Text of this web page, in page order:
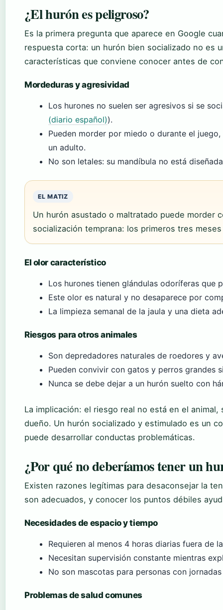
¿El hurón es peligroso?
Es la primera pregunta que aparece en Google
respuesta corta: un hurón bien socializado no es
características que conviene conocer antes de
Mordeduras y agresividad
Los hurones no suelen ser agresivos si se
(diario español)).
Pueden morder por miedo o durante el
un adulto.
No son letales: su mandíbula no está
EL MATIZ
Un hurón asustado o maltratado puede morder
socialización temprana: los primeros tres
El olor característico
Los hurones tienen glándulas odoríferas que
Este olor es natural y no desaparece por
La limpieza semanal de la jaula y una dieta
Riesgos para otros animales
Son depredadores naturales de roedores y
Pueden convivir con gatos y perros grandes
Nunca se debe dejar a un hurón suelto con
La implicación: el riesgo real no está en el
dueño. Un hurón socializado y estimulado es un
puede desarrollar conductas problemáticas.
¿Por qué no deberíamos tener un
Existen razones legítimas para desaconsejar la
son adecuados, y conocer los puntos débiles
Necesidades de espacio y tiempo
Requieren al menos 4 horas diarias fuera de
Necesitan supervisión constante mientras
No son mascotas para personas con
Problemas de salud comunes